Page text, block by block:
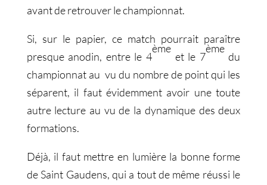
avant de retrouver le championnat.
Si, sur le papier, ce match pourrait paraître
presque anodin, entre le 4
ème
et le 7
ème
du
championnat au vu du nombre de point qui les
séparent, il faut évidemment avoir une toute
autre lecture au vu de la dynamique des deux
formations.
Déjà, il faut mettre en lumière la bonne forme
de Saint Gaudens, qui a tout de même réussi le